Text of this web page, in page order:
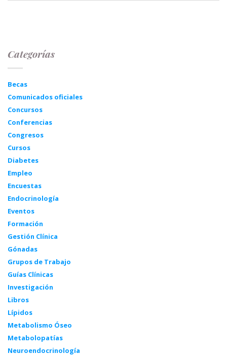
Categorías
Becas
Comunicados oficiales
Concursos
Conferencias
Congresos
Cursos
Diabetes
Empleo
Encuestas
Endocrinología
Eventos
Formación
Gestión Clínica
Gónadas
Grupos de Trabajo
Guías Clínicas
Investigación
Libros
Lípidos
Metabolismo Óseo
Metabolopatías
Neuroendocrinología